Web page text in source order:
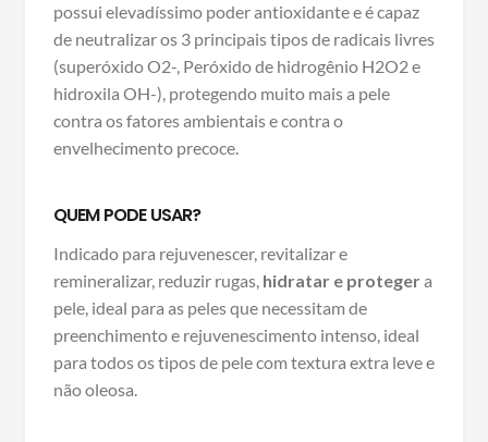
possui elevadíssimo poder antioxidante e é capaz
de neutralizar os 3 principais tipos de radicais livres
(superóxido O2-, Peróxido de hidrogênio H2O2 e
hidroxila OH-), protegendo muito mais a pele
contra os fatores ambientais e contra o
envelhecimento precoce.
QUEM PODE USAR?
Indicado para rejuvenescer, revitalizar e
remineralizar, reduzir rugas, hidratar e protegera
pele, ideal para as peles que necessitam de
preenchimento e rejuvenescimento intenso, ideal
para todos os tipos de pele com textura extra leve e
não oleosa.